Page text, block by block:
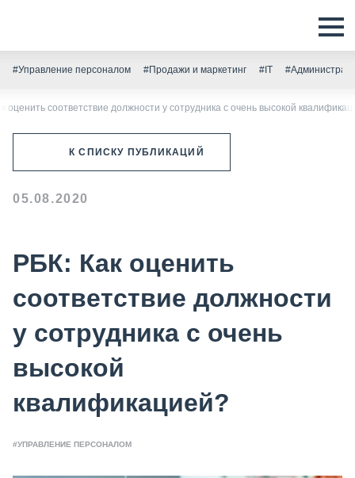
#Управление персоналом #Продажи и маркетинг #IT
оценить соответствие должности у сотрудника с очень высокой
К СПИСКУ ПУБЛИКАЦИЙ
05.08.2020
РБК: Как оценить
соответствие должности
у сотрудника с очень
высокой
квалификацией?
#УПРАВЛЕНИЕ ПЕРСОНАЛОМ